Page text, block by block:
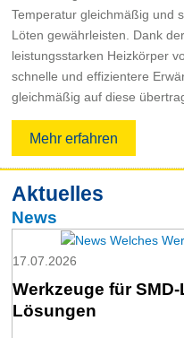
Temperatur gleichmäßig und
Löten gewährleisten. Dank
leistungsstarken Heizkörper
schnelle und effizientere
gleichmäßig auf diese
Mehr erfahren
Aktuelles
News
17.07.2026
Werkzeuge für
Lösungen